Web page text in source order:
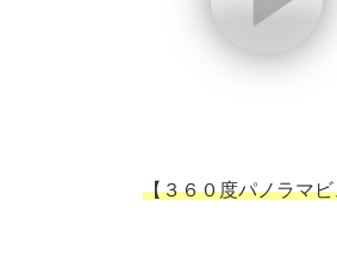
【３６０度パノラマ